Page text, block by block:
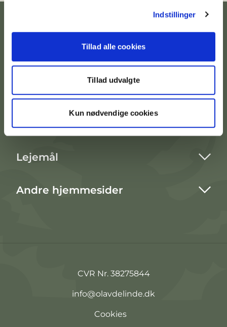
Indstillinger
Tillad alle cookies
Tillad udvalgte
Kun nødvendige cookies
Kontakt afdeling
Praktisk info
Lejemål
Andre hjemmesider
CVR Nr. 38275844
info@olavdelinde.dk
Cookies